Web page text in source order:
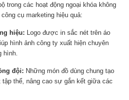
trong các hoạt động ngoại khóa không
cụ marketing hiệu quả:
hiệu: Logo được in sắc nét trên áo
hình ảnh công ty xuất hiện chuyên
hình.
đội: Những món đồ dùng chung tạo
thể, nâng cao sự gắn kết giữa các